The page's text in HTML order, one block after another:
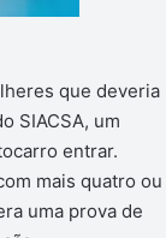
que deveria
SIACSA, um
entrar.
mais quatro ou
uma prova de